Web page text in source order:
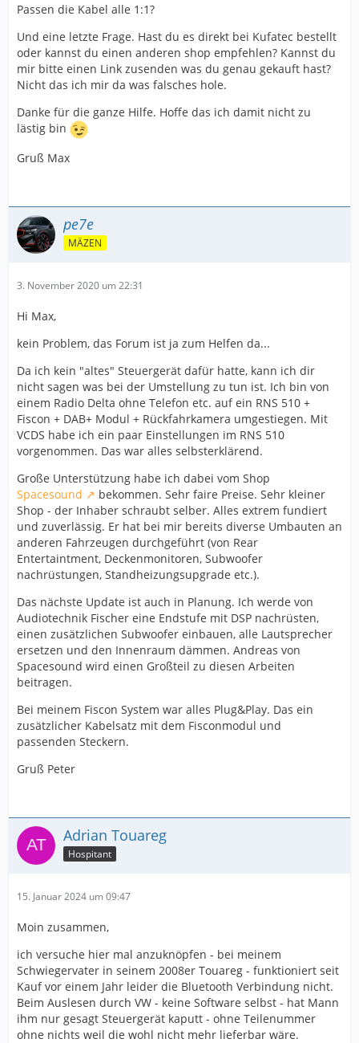
Passen die Kabel alle 1:1?
Und eine letzte Frage. Hast du es direkt bei Kufatec bestellt
oder kannst du einen anderen shop empfehlen? Kannst du
mir bitte einen Link zusenden was du genau gekauft hast?
Nicht das ich mir da was falsches hole.
Danke für die ganze Hilfe. Hoffe das ich damit nicht zu
lästig bin
Gruß Max
pe7e
MÄZEN
3. November 2020 um 22:31
Hi Max,
kein Problem, das Forum ist ja zum Helfen da...
Da ich kein "altes" Steuergerät dafür hatte, kann ich dir
nicht sagen was bei der Umstellung zu tun ist. Ich bin von
einem Radio Delta ohne Telefon etc. auf ein RNS 510 +
Fiscon + DAB+ Modul + Rückfahrkamera umgestiegen. Mit
VCDS habe ich ein paar Einstellungen im RNS 510
vorgenommen. Das war alles selbsterklärend.
Große Unterstützung habe ich dabei vom Shop
Spacesound
bekommen. Sehr faire Preise. Sehr kleiner
Shop - der Inhaber schraubt selber. Alles extrem fundiert
und zuverlässig. Er hat bei mir bereits diverse Umbauten an
anderen Fahrzeugen durchgeführt (von Rear
Entertaintment, Deckenmonitoren, Subwoofer
nachrüstungen, Standheizungsupgrade etc.).
Das nächste Update ist auch in Planung. Ich werde von
Audiotechnik Fischer eine Endstufe mit DSP nachrüsten,
einen zusätzlichen Subwoofer einbauen, alle Lautsprecher
ersetzen und den Innenraum dämmen. Andreas von
Spacesound wird einen Großteil zu diesen Arbeiten
beitragen.
Bei meinem Fiscon System war alles Plug&Play. Das ein
zusätzlicher Kabelsatz mit dem Fisconmodul und
passenden Steckern.
Gruß Peter
Adrian Touareg
Hospitant
15. Januar 2024 um 09:47
Moin zusammen,
ich versuche hier mal anzuknöpfen - bei meinem
Schwiegervater in seinem 2008er Touareg - funktioniert seit
Kauf vor einem Jahr leider die Bluetooth Verbindung nicht.
Beim Auslesen durch VW - keine Software selbst - hat Mann
ihm nur gesagt Steuergerät kaputt - ohne Teilenummer
ohne nichts weil die wohl nicht mehr lieferbar wäre.